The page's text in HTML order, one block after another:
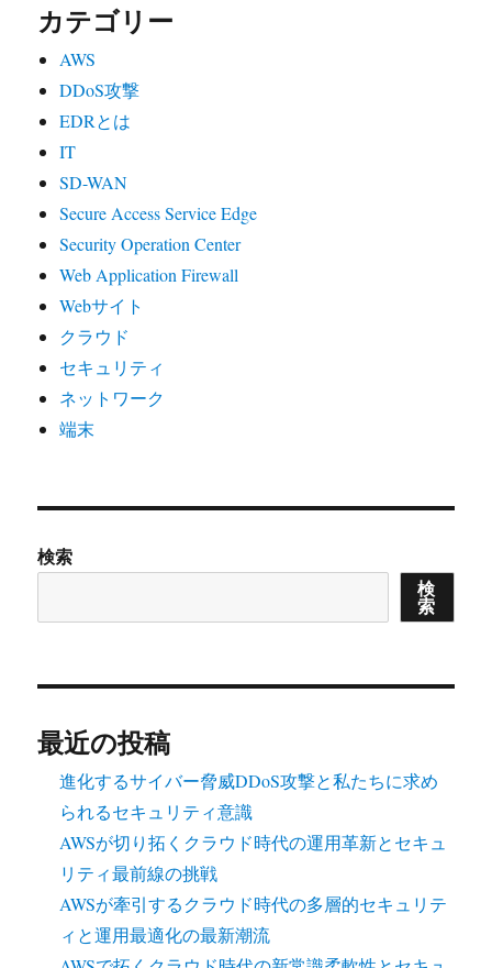
カテゴリー
AWS
DDoS攻撃
EDRとは
IT
SD-WAN
Secure Access Service Edge
Security Operation Center
Web Application Firewall
Webサイト
クラウド
セキュリティ
ネットワーク
端末
検索
検
索
最近の投稿
進化するサイバー脅威DDoS攻撃と私たちに求め
られるセキュリティ意識
AWSが切り拓くクラウド時代の運用革新とセキュ
リティ最前線の挑戦
AWSが牽引するクラウド時代の多層的セキュリテ
ィと運用最適化の最新潮流